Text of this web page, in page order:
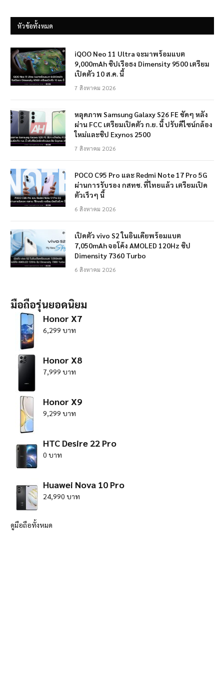
หัวข้อทั้งหมด
iQOO Neo 11 Ultra จะมาพร้อมแบต
9,000mAh ชิปเรือธง Dimensity 9500 เตรียม
เปิดตัว 10 ส.ค. นี้
7 สิงหาคม 2026
หลุดภาพ Samsung Galaxy S26 FE ชัดๆ หลัง
ผ่าน FCC เตรียมเปิดตัว ก.ย. นี้ ปรับดีไซน์กล้อง
ใหม่และชิป Exynos 2500
7 สิงหาคม 2026
POCO C95 Pro และ Redmi Note 17 Pro 5G
ผ่านการรับรอง กสทช. ที่ไทยแล้ว เตรียมเปิด
ตัวเร็วๆ นี้
6 สิงหาคม 2026
เปิดตัว vivo S2 ในอินเดียพร้อมแบต
7,050mAh จอโค้ง AMOLED 120Hz ชิป
Dimensity 7360 Turbo
6 สิงหาคม 2026
มือถือรุ่นยอดนิยม
Honor X7
6,299 บาท
Honor X8
7,999 บาท
Honor X9
9,299 บาท
HTC Desire 22 Pro
0 บาท
Huawei Nova 10 Pro
24,990 บาท
ดูมือถือทั้งหมด